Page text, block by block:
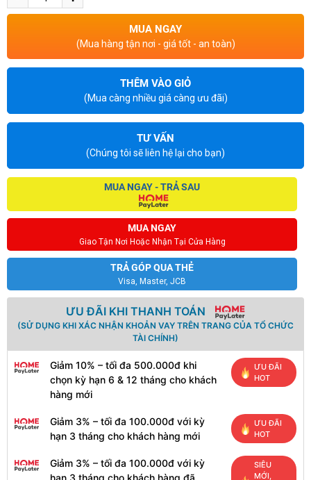
MUA NGAY
(Mua hàng tận nơi - giá tốt - an toàn)
THÊM VÀO GIỎ
(Mua càng nhiều giá càng ưu đãi)
TƯ VẤN
(Chúng tôi sẽ liên hệ lại cho bạn)
MUA NGAY
Giao Tận Nơi Hoặc Nhận Tại Cửa Hàng
TRẢ GÓP QUA THẺ
Visa, Master, JCB
MUA NGAY - TRẢ SAU
ƯU ĐÃI KHI THANH TOÁN
(SỬ DỤNG KHI XÁC NHẬN KHOẢN VAY TRÊN TRANG CỦA TỔ CHỨC
TÀI CHÍNH)
Giảm 10% – tối đa 500.000đ khi
chọn kỳ hạn 6 & 12 tháng cho khách
hàng mới
ƯU ĐÃI
HOT
Giảm 3% – tối đa 100.000đ với kỳ
hạn 3 tháng cho khách hàng mới
ƯU ĐÃI
HOT
Giảm 3% – tối đa 100.000đ với kỳ
SIÊU
MỚI,